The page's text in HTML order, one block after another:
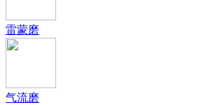
雷蒙磨
气流磨